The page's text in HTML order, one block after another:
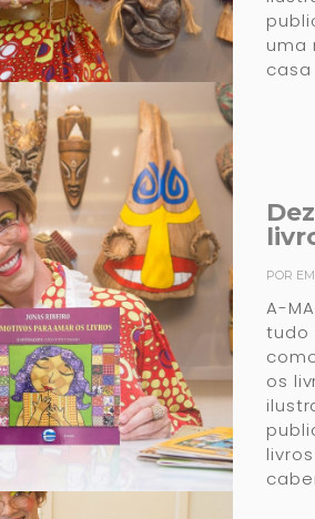
uma
casa
POR
A-
tudo
os